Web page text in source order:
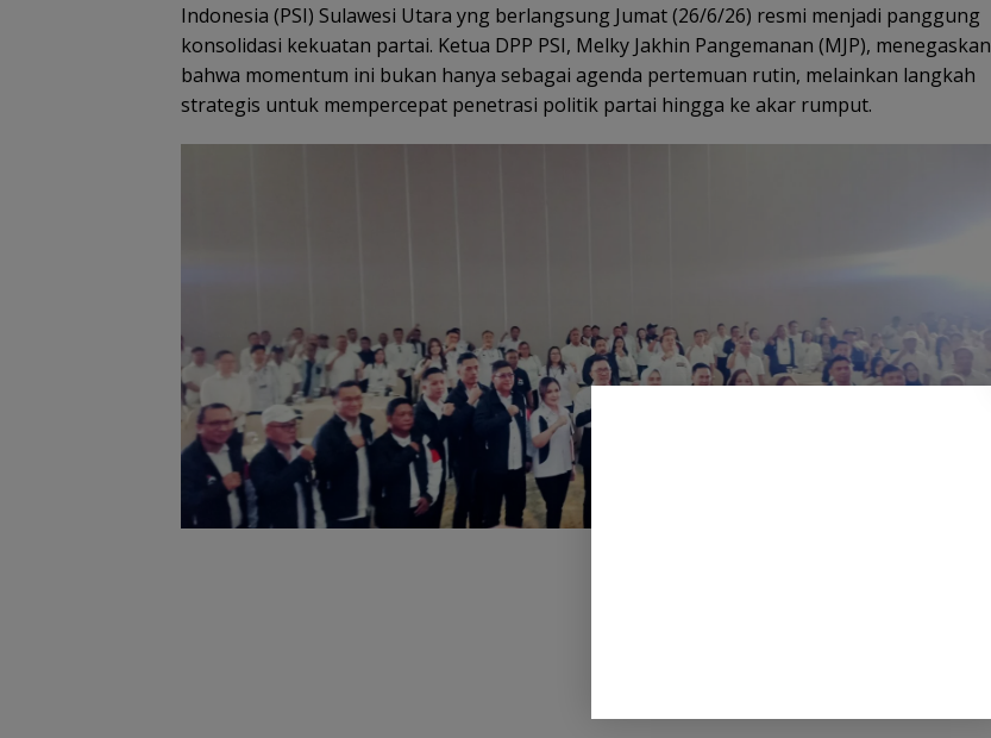
Indonesia (PSI) Sulawesi Utara yng berlangsung Jumat (26/6/26) resmi menjadi panggung
konsolidasi kekuatan partai. Ketua DPP PSI, Melky Jakhin Pangemanan (MJP), menegaskan
bahwa momentum ini bukan hanya sebagai agenda pertemuan rutin, melainkan langkah
strategis untuk mempercepat penetrasi politik partai hingga ke akar rumput.